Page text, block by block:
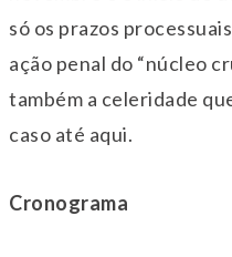
só os prazos
ação penal do “núcleo
também a celeridade
caso até aqui.
Cronograma